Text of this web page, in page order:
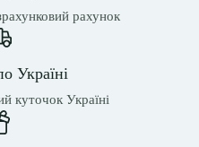
рахунок
Україні
куточок Україні